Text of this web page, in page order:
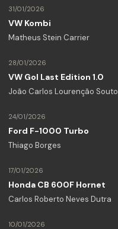
31/01/2026
VW Kombi
Matheus Stein Carrier
28/01/2026
VW Gol Last Edition 1.0
João Carlos Lourenção Souto
24/01/2026
Ford F-1000 Turbo
Thiago Borges
17/01/2026
Honda CB 600F Hornet
Carlos Roberto Neves Dutra
10/01/2026